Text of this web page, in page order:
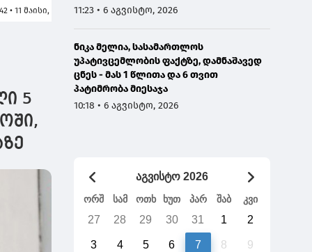
დაიცვას
და მომავალი,
პასუხები ილია
გადადგმულ
გზაშია
• 11 მაისი, 2026
პატრიარქად მეუფე შიო
აირჩიეს
12:01 • 11 მაისი, 2026
5
11:23 • 6 აგვისტო, 2026
ნიკა მელია, სასამართლოს
უპატივცემლობის ფაქტზე, დამნაშავედ
ცნეს - მას 1 წლითა და 6 თვით
პატიმრობა მიესაჯა
10:18 • 6 აგვისტო, 2026
აგვისტო 2026
ორშ სამ ოთხ ხუთ პარ შაბ კვი
27 28 29 30 31 1 2
3 4 5 6 7 8 9